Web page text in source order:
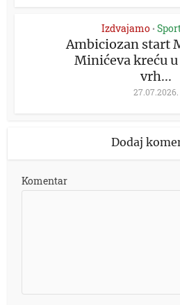
Izdvajamo •
Ambiciozan start
Minićeva kreću
vrh...
27.07.2026.
Dodaj
Komentar